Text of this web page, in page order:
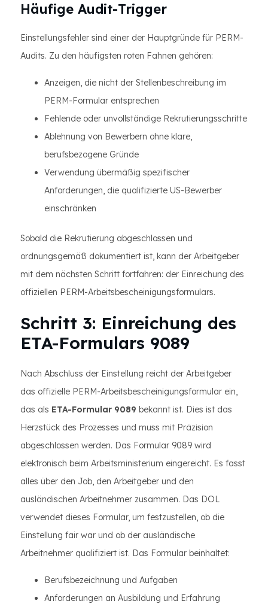
Häufige Audit-Trigger
Einstellungsfehler sind einer der Hauptgründe für PERM-
Audits. Zu den häufigsten roten Fahnen gehören:
Anzeigen, die nicht der Stellenbeschreibung im
PERM-Formular entsprechen
Fehlende oder unvollständige Rekrutierungsschritte
Ablehnung von Bewerbern ohne klare,
berufsbezogene Gründe
Verwendung übermäßig spezifischer
Anforderungen, die qualifizierte US-Bewerber
einschränken
Sobald die Rekrutierung abgeschlossen und
ordnungsgemäß dokumentiert ist, kann der Arbeitgeber
mit dem nächsten Schritt fortfahren: der Einreichung des
offiziellen PERM-Arbeitsbescheinigungsformulars.
Schritt 3: Einreichung des
ETA-Formulars 9089
Nach Abschluss der Einstellung reicht der Arbeitgeber
das offizielle PERM-Arbeitsbescheinigungsformular ein,
das als ETA-Formular 9089 bekannt ist. Dies ist das
Herzstück des Prozesses und muss mit Präzision
abgeschlossen werden. Das Formular 9089 wird
elektronisch beim Arbeitsministerium eingereicht. Es fasst
alles über den Job, den Arbeitgeber und den
ausländischen Arbeitnehmer zusammen. Das DOL
verwendet dieses Formular, um festzustellen, ob die
Einstellung fair war und ob der ausländische
Arbeitnehmer qualifiziert ist. Das Formular beinhaltet:
Berufsbezeichnung und Aufgaben
Anforderungen an Ausbildung und Erfahrung